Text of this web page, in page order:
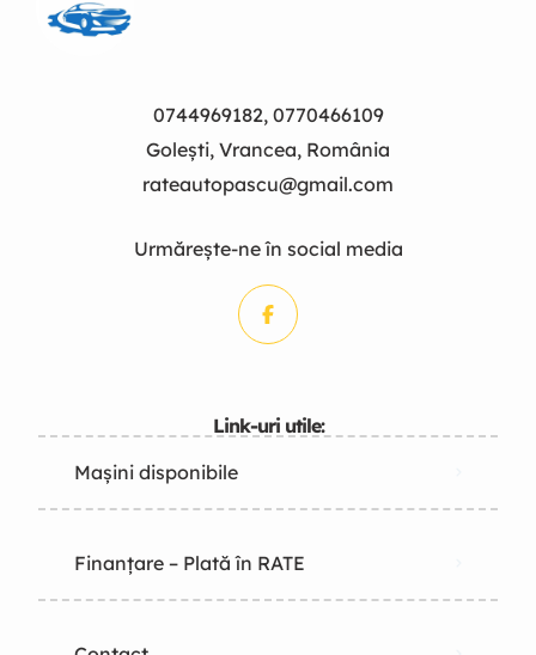
0744969182, 0770466109
Golești, Vrancea, România
rateautopascu@gmail.com
Urmărește-ne în social media
Link-uri utile:
Mașini disponibile
Finanțare – Plată în RATE